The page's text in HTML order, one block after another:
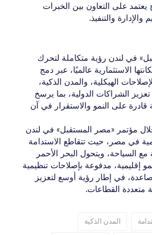
يعتمد على التعاون بين الخبرات
والإدارة والتنفيذ.
في لندن رؤية متكاملة لتحرك
الاستثمارية عالميًا، عبر دمج
الهيكلية، والمدن الذكية،
تعزيز الشراكات الدولية، بما يرسخ
على النمو والاستقرار في آن
مؤتمر «مصر المستقبل» في لندن
في مصر، حيث تتقاطع الاستدامة
مع السياحة، ويتحول البحر الأحمر
إقليمية، مدفوعة بإصلاحات تنظيمية
في إطار رؤية أوسع لتعزيز
متعددة القطاعات.
المدن الذكية